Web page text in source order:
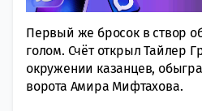
Первый же бросок в створ
голом. Счёт открыл Тайлер
окружении казанцев,
ворота Амира Мифтахова.